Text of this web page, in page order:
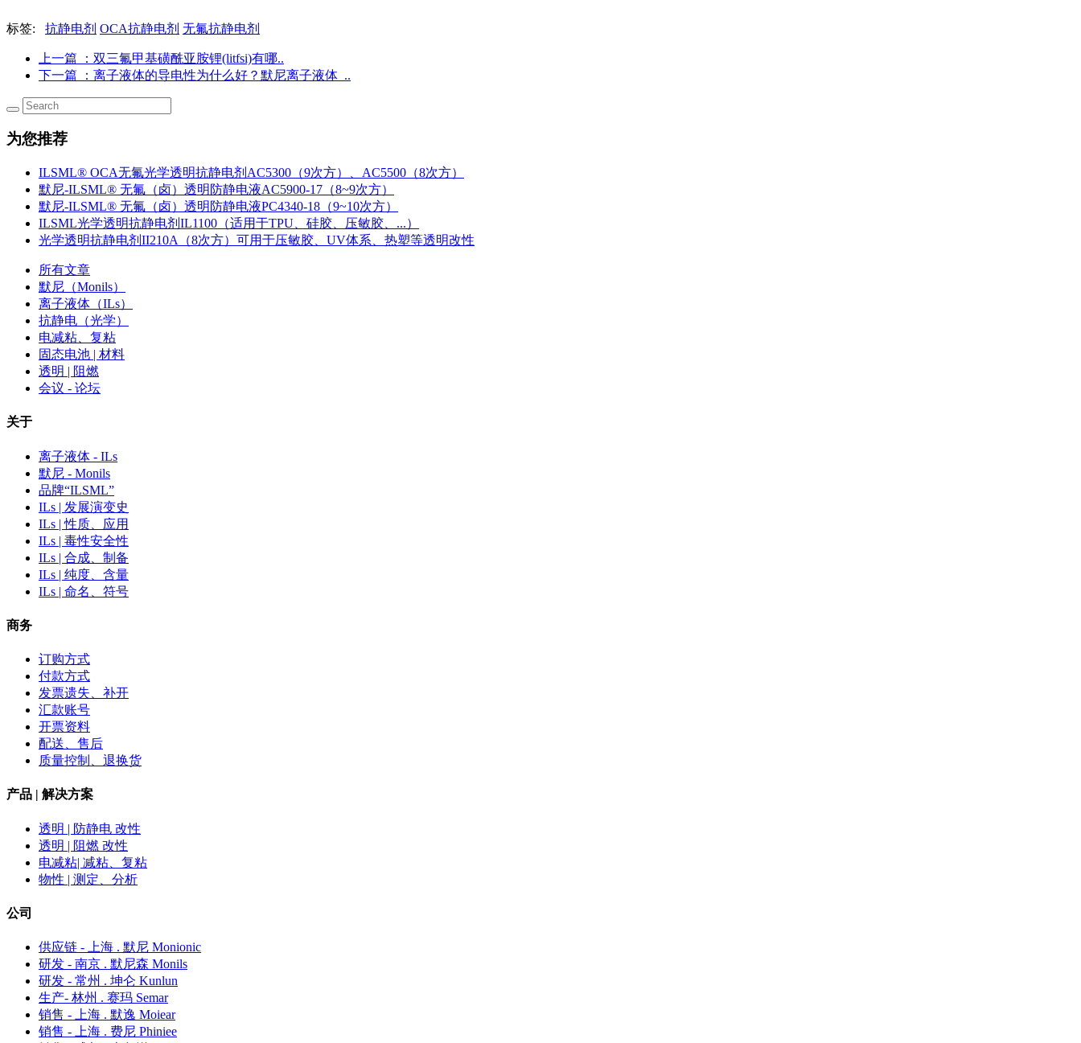
标签: 抗静电剂 OCA抗静电剂 无氟抗静电剂
上一篇
：双三氟甲基磺酰亚胺锂(litfsi)有哪..
下一篇
：离子液体的导电性为什么好？默尼离子液体_..
为您推荐
ILSML® OCA无氟光学透明抗静电剂AC5300（9次方）、AC5500（8次方）
默尼-ILSML® 无氟（卤）透明防静电液AC5900-17（8~9次方）
默尼-ILSML® 无氟（卤）透明防静电液PC4340-18（9~10次方）
ILSML光学透明抗静电剂IL1100（适用于TPU、硅胶、压敏胶、...）
光学透明抗静电剂II210A（8次方）可用于压敏胶、UV体系、热塑等透明改性
所有文章
默尼（Monils）
离子液体（ILs）
抗静电（光学）
电减粘、复粘
固态电池 | 材料
透明 | 阻燃
会议 - 论坛
关于
离子液体 - ILs
默尼 - Monils
品牌“ILSML”
ILs | 发展演变史
ILs | 性质、应用
ILs | 毒性安全性
ILs | 合成、制备
ILs | 纯度、含量
ILs | 命名、符号
商务
订购方式
付款方式
发票遗失、补开
汇款账号
开票资料
配送、售后
质量控制、退换货
产品 | 解决方案
透明 | 防静电 改性
透明 | 阻燃 改性
电减粘| 减粘、复粘
物性 | 测定、分析
公司
供应链 - 上海 . 默尼 Monionic
研发 - 南京 . 默尼森 Monils
研发 - 常州 . 坤仑 Kunlun
生产- 林州 . 赛玛 Semar
销售 - 上海 . 默逸 Moiear
销售 - 上海 . 费尼 Phiniee